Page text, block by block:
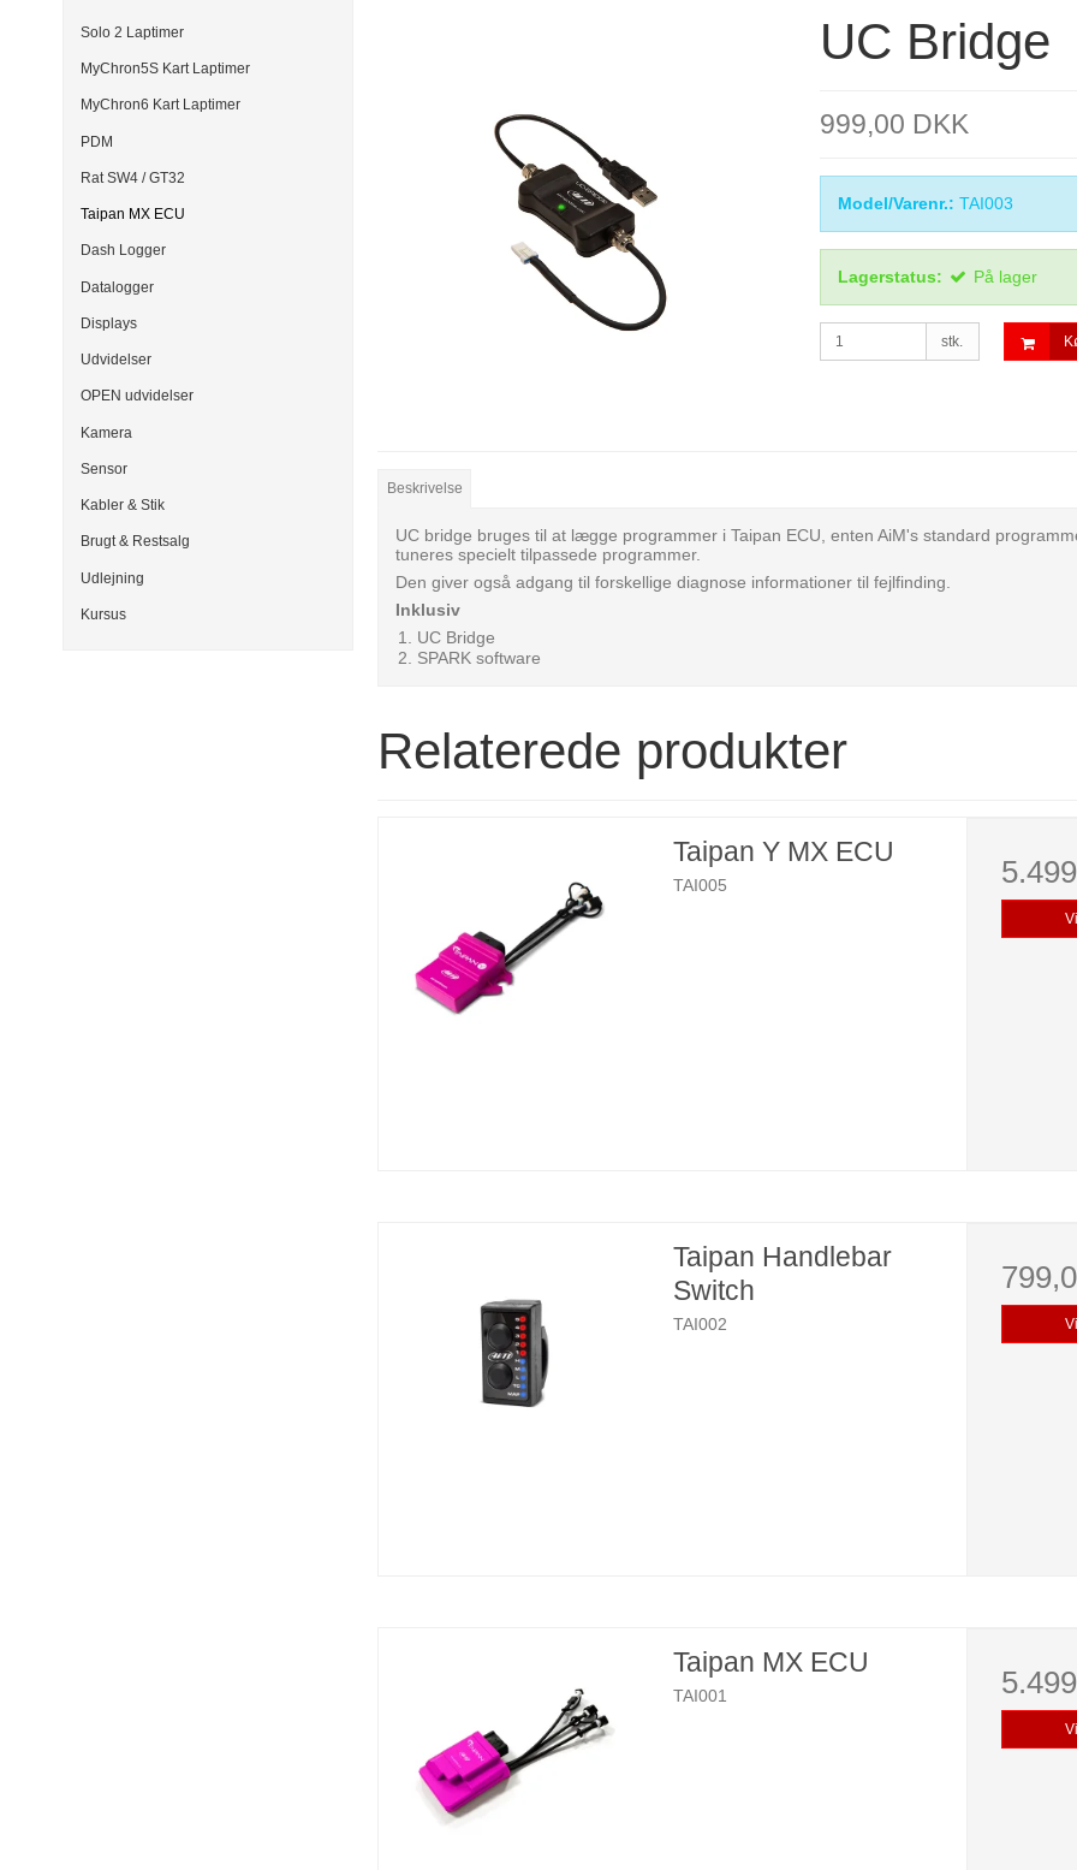
Solo 2 Laptimer
MyChron5S Kart Laptimer
MyChron6 Kart Laptimer
PDM
Rat SW4 / GT32
Taipan MX ECU
Dash Logger
Datalogger
Displays
Udvidelser
OPEN udvidelser
Kamera
Sensor
Kabler & Stik
Brugt & Restsalg
Udlejning
Kursus
UC Bridge
999,00 DKK
Model/Varenr.: TAI003
Lagerstatus: På lager
stk.
Beskrivelse
UC bridge bruges til at lægge programmer i Taipan ECU, enten AiM's standard
tuneres specielt tilpassede programmer.
Den giver også adgang til forskellige diagnose informationer til fejlfinding.
Inklusiv
UC Bridge
SPARK software
Relaterede produkter
Taipan Y MX ECU
TAI005
Taipan Handlebar
Switch
TAI002
Taipan MX ECU
TAI001